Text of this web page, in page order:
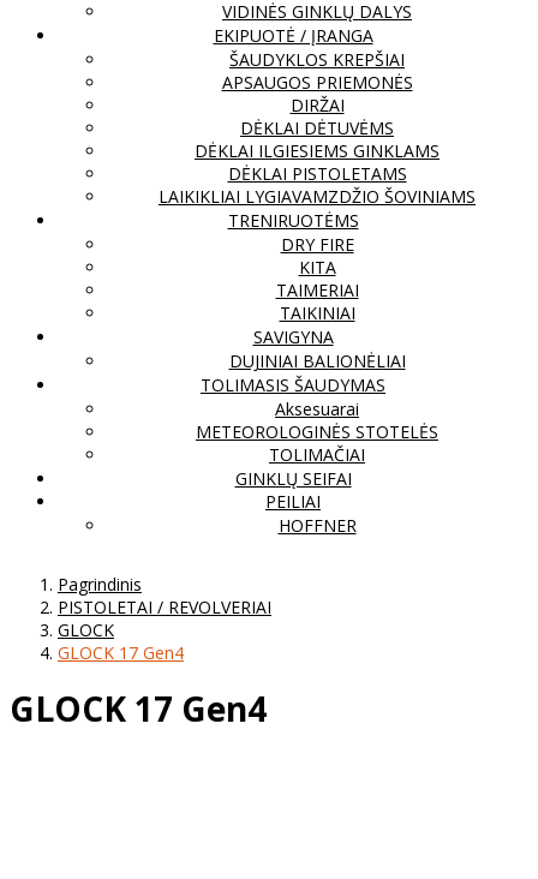
VIDINĖS GINKLŲ DALYS
EKIPUOTĖ / ĮRANGA
ŠAUDYKLOS KREPŠIAI
APSAUGOS PRIEMONĖS
DIRŽAI
DĖKLAI DĖTUVĖMS
DĖKLAI ILGIESIEMS GINKLAMS
DĖKLAI PISTOLETAMS
LAIKIKLIAI LYGIAVAMZDŽIO ŠOVINIAMS
TRENIRUOTĖMS
DRY FIRE
KITA
TAIMERIAI
TAIKINIAI
SAVIGYNA
DUJINIAI BALIONĖLIAI
TOLIMASIS ŠAUDYMAS
Aksesuarai
METEOROLOGINĖS STOTELĖS
TOLIMAČIAI
GINKLŲ SEIFAI
PEILIAI
HOFFNER
Pagrindinis
PISTOLETAI / REVOLVERIAI
GLOCK
GLOCK 17 Gen4
GLOCK 17 Gen4